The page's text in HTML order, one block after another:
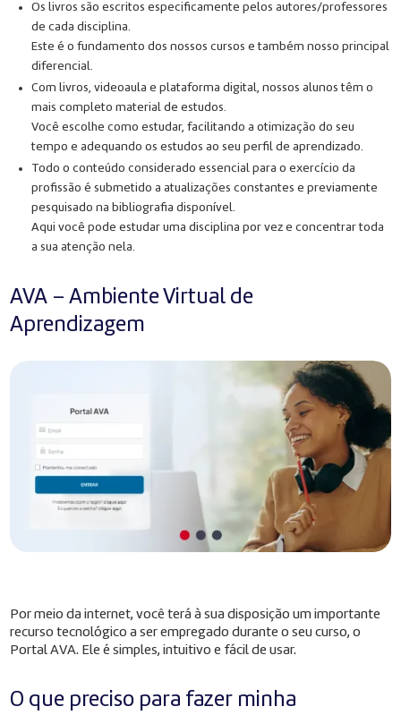
Os livros são escritos especificamente pelos autores/professores
de cada disciplina.
Este é o fundamento dos nossos cursos e também nosso principal
diferencial.
Com livros, videoaula e plataforma digital, nossos alunos têm o
mais completo material de estudos.
Você escolhe como estudar, facilitando a otimização do seu
tempo e adequando os estudos ao seu perfil de aprendizado.
Todo o conteúdo considerado essencial para o exercício da
profissão é submetido a atualizações constantes e previamente
pesquisado na bibliografia disponível.
Aqui você pode estudar uma disciplina por vez e concentrar toda
a sua atenção nela.
AVA – Ambiente Virtual de
Aprendizagem
Por meio da internet, você terá à sua disposição um importante
recurso tecnológico a ser empregado durante o seu curso, o
Portal AVA. Ele é simples, intuitivo e fácil de usar.
O que preciso para fazer minha